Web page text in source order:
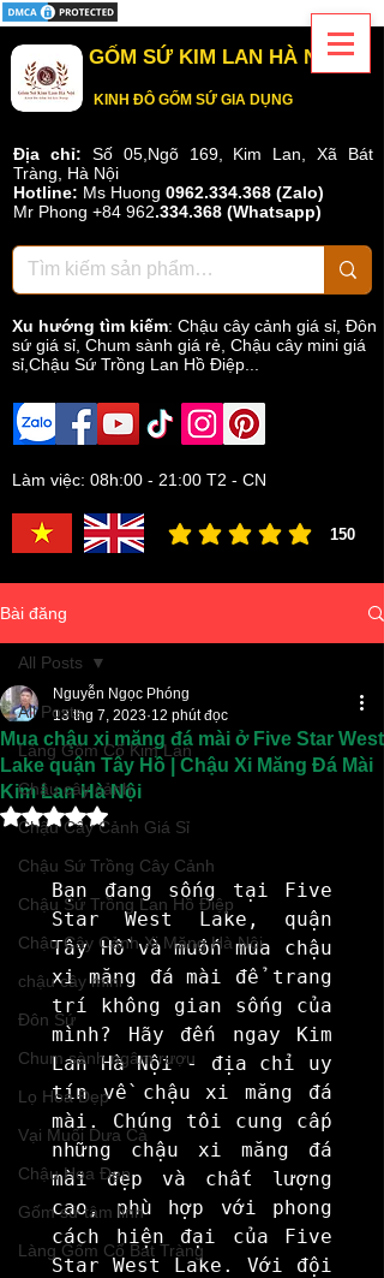
GỐM SỨ KIM LAN HÀ NỘI
KINH ĐÔ GỐM SỨ GIA DỤNG
Địa chỉ: Số 05,Ngõ 169, Kim Lan, Xã Bát
Tràng, Hà Nội
Hotline: Ms Huong 0962.334.368 (Zalo)
Mr Phong +84 962.334.368 (Whatsapp)
Xu hướng tìm kiếm: Chậu cây cảnh giá sỉ Đôn
sứ giá sỉ Chum sành giá rẻ Chậu cây mini giá
sỉ,Chậu Sứ Trồng Lan Hồ Điệp...
Làm việc: 08h:00 - 21:00 T2 - CN
150
đánh giá trung bình là 3 /5,
Bài đăng
All Posts
Làng Gốm Cổ Kim Lan
Chậu cây cảnh
Chậu Cây Cảnh Giá Sỉ
Chậu Sứ Trồng Cây Cảnh
Chậu Sứ Trồng Lan Hồ Điệp
Chậu Cây Cảnh Xi Măng Hà Nội
chậu cây mini
Đôn Sứ
Chum sành ngâm rượu
Lọ Hoa Đẹp
Vại Muối Dưa Cà
Chậu Hoa Đẹp
Gốm sứ tâm linh
Làng Gốm Cổ Bát Tràng
All Posts
Mua chậu xi măng đá mài ở Five Star West
Lake quận Tây Hồ | Chậu Xi Măng Đá Mài
Kim Lan Hà Nội
Nguyễn Ngọc Phóng
13 thg 7, 2023 12 phút đọc
Đã xếp hạng NaN/5 sao.
Bạn đang sống tại Five
Star West Lake, quận
Tây Hồ và muốn mua chậu
xi măng đá mài để trang
trí không gian sống của
mình? Hãy đến ngay Kim
Lan Hà Nội - địa chỉ uy
tín về chậu xi măng đá
mài. Chúng tôi cung cấp
những chậu xi măng đá
mài đẹp và chất lượng
cao, phù hợp với phong
cách hiện đại của Five
Star West Lake. Với đội